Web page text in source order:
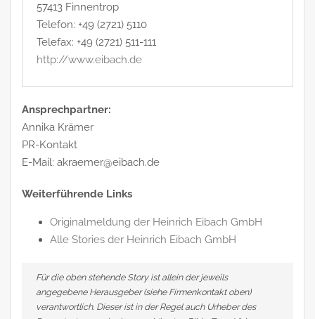
57413 Finnentrop
Telefon: +49 (2721) 5110
Telefax: +49 (2721) 511-111
http://www.eibach.de
Ansprechpartner:
Annika Krämer
PR-Kontakt
E-Mail: akraemer@eibach.de
Weiterführende Links
Originalmeldung der Heinrich Eibach GmbH
Alle Stories der Heinrich Eibach GmbH
Für die oben stehende Story ist allein der jeweils
angegebene Herausgeber (siehe Firmenkontakt oben)
verantwortlich. Dieser ist in der Regel auch Urheber des